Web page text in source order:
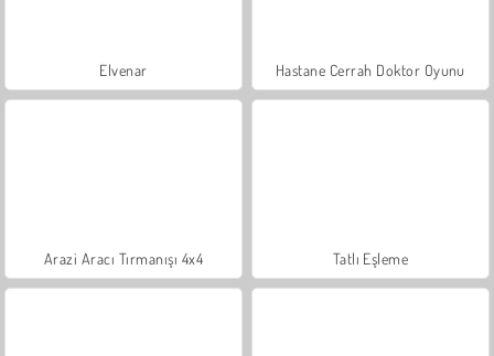
Elvenar Hastane Cerrah Doktor Oyunu
Arazi Aracı Tırmanışı 4x4 Tatlı Eşleme